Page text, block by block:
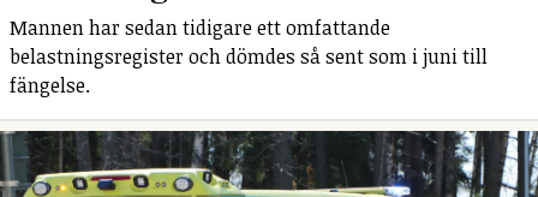
Mannen har sedan tidigare ett omfattande
belastningsregister och dömdes så sent som i juni till
fängelse.